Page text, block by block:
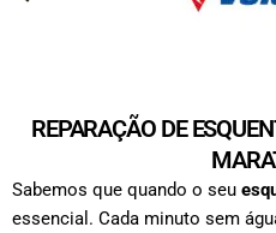
REPARAÇÃO DE
Sabemos que quando o seu
essencial. Cada minuto sem